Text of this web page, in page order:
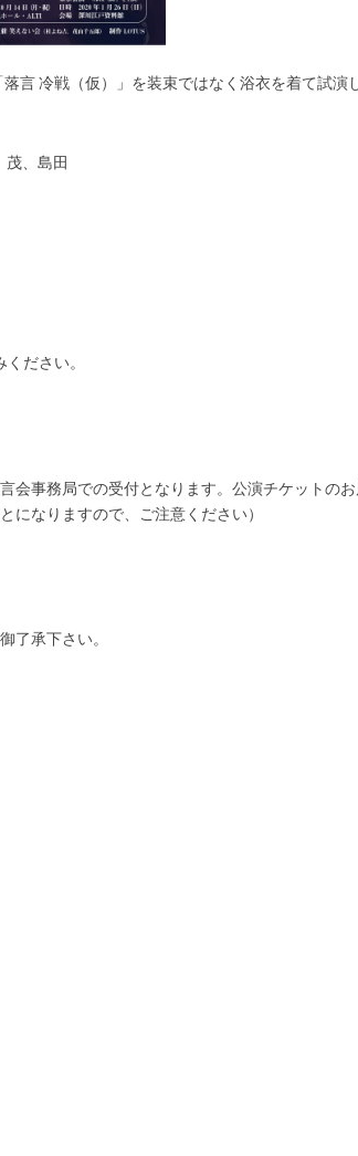
言 冷戦（仮）」を装束ではなく浴衣を着て試演
、島田
ださい。
会事務局での受付となります。公演チケットのお
になりますので、ご注意ください）
了承下さい。